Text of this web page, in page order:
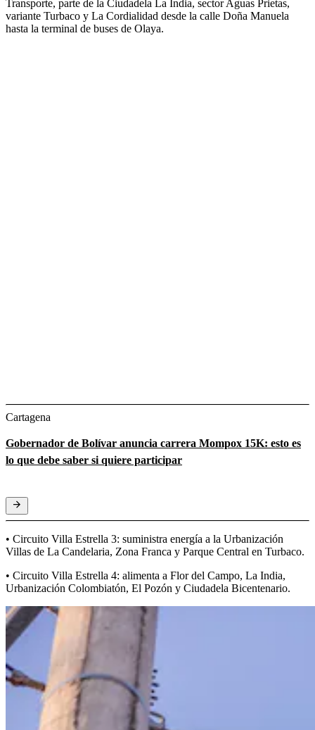
Transporte, parte de la Ciudadela La India, sector Aguas Prietas,
variante Turbaco y La Cordialidad desde la calle Doña Manuela
hasta la terminal de buses de Olaya.
Cartagena
Gobernador de Bolívar anuncia carrera Mompox 15K: esto es
lo que debe saber si quiere participar
• Circuito Villa Estrella 3: suministra energía a la Urbanización
Villas de La Candelaria, Zona Franca y Parque Central en Turbaco.
• Circuito Villa Estrella 4: alimenta a Flor del Campo, La India,
Urbanización Colombiatón, El Pozón y Ciudadela Bicentenario.